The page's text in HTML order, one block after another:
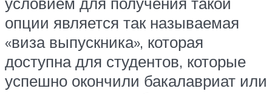
опции является так называемая
«виза выпускника», которая
доступна для студентов, которые
успешно окончили бакалавриат или